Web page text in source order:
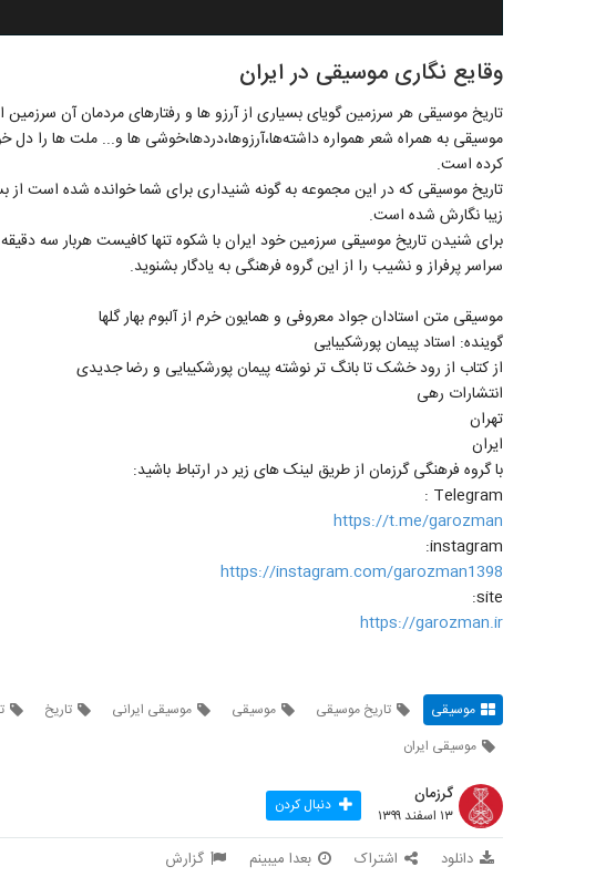
وقایع نگاری موسیقی در ایران
تاریخ موسیقی هر سرزمین گویای بسیاری از آرزو ها و رفتارهای مردمان آن
موسیقی به همراه شعر همواره داشته‌ها،آرزوها،دردها،خوشی ها و... ملت ها را دل
کرده است.
تاریخ موسیقی که در این مجموعه به گونه شنیداری برای شما خوانده شده است از
زیبا نگارش شده است.
برای شنیدن تاریخ موسیقی سرزمین خود ایران با شکوه تنها کافیست هربار سه دقیقه
سراسر پرفراز و نشیب را از این گروه فرهنگی به یادگار بشنوید.
موسیقی متن استادان جواد معروفی و همایون خرم از آلبوم بهار گلها
گوینده: استاد پیمان پورشکیبایی
از کتاب از رود خشک تا بانگ تر نوشته پیمان پورشکیبایی و رضا جدیدی
انتشارات رهی
تهران
ایران
با گروه فرهنگی گرزمان از طریق لینک های زیر در ارتباط باشید:
Telegram :
https://t.me/garozman
instagram:
https://instagram.com/garozman1398
site:
https://garozman.ir
موسیقی تاریخ موسیقی موسیقی موسیقی ایرانی تاریخ
موسیقی ایران
گرزمان
۱۳ اسفند ۱۳۹۹ دنبال کردن
دانلود اشتراک بعدا میبینم گزارش